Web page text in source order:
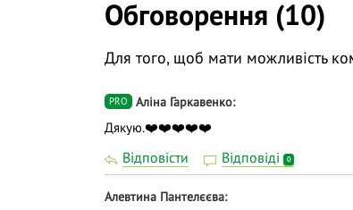
👍 Долучайтеся до діалогу,
навчання дієвішим. Ми
Обговорення (10)
Для того, щоб мати можливість
PRO Аліна Гаркавенко
Дякую.❤️❤️❤️❤️❤️
Відповісти Відповіді 0
Алевтина Пантелєєва